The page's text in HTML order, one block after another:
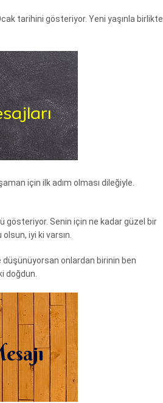
tarihini gösteriyor. Yeni yaşınla birlikte
için ilk adım olması dileğiyle.
gösteriyor. Senin için ne kadar güzel bir
iyi ki varsın.
düşünüyorsan onlardan birinin ben
doğdun.